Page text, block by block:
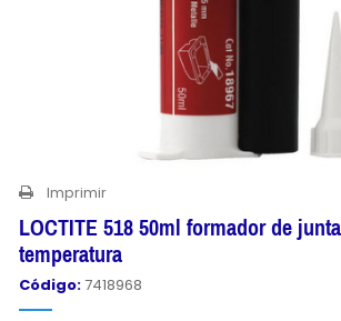
Imprimir
LOCTITE 518 50ml formador de
temperatura
Código:7418968